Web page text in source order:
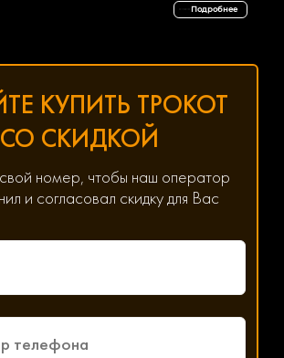
Подробнее
КУПИТЬ ТРОКОТ
СО СКИДКОЙ
номер, чтобы наш оператор
и согласовал скидку для Вас